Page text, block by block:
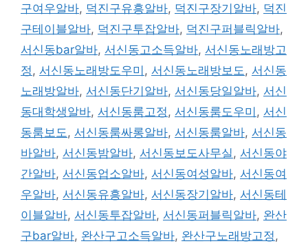
구여우알바, 덕진구유흥알바, 덕진구장기알바, 덕진
구테이블알바, 덕진구투잡알바, 덕진구퍼블릭알바,
서신동bar알바, 서신동고소득알바, 서신동노래방고
정 , 서신동노래방도우미 , 서신동노래방보도 , 서신동
노래방알바, 서신동단기알바, 서신동당일알바, 서신
동대학생알바, 서신동룸고정 , 서신동룸도우미 , 서신
동룸보도 , 서신동룸싸롱알바, 서신동룸알바, 서신동
바알바, 서신동밤알바, 서신동보도사무실 , 서신동야
간알바, 서신동업소알바, 서신동여성알바, 서신동여
우알바, 서신동유흥알바, 서신동장기알바, 서신동테
이블알바, 서신동투잡알바, 서신동퍼블릭알바, 완산
구bar알바, 완산구고소득알바, 완산구노래방고정 ,